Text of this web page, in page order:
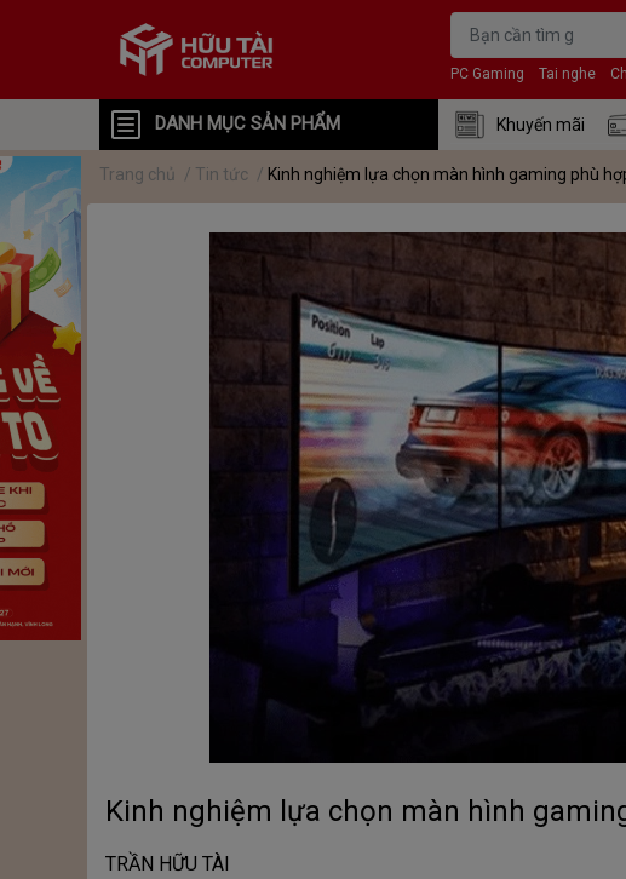
PC Gaming Tai nghe
DANH MỤC SẢN PHẨM Khuyến mãi
Trang chủ / Tin tức / Kinh nghiệm lựa chọn màn hình gaming phù
Kinh nghiệm lựa chọn màn hình
TRẦN HỮU TÀI